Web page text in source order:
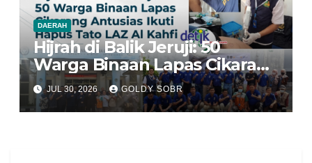
DAERAH
Hijrah di Balik Jeruji: 50
Warga Binaan Lapas Cikarang
Antusias Ikuti Program Hapus
Tato LAZ Al Kahfi
JUL 30, 2026 GOLDY SOBR